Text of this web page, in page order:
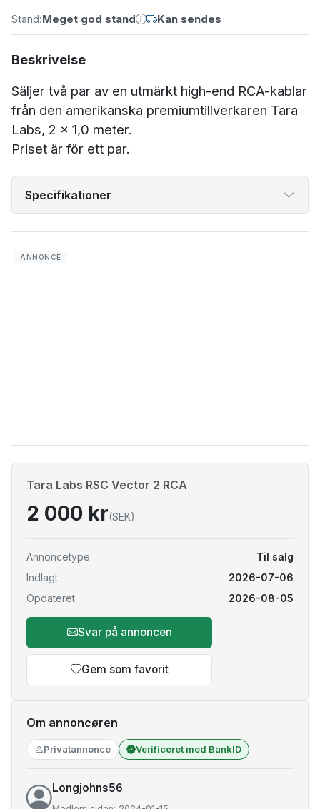
Stand:Meget god stand Kan sendes
Beskrivelse
Säljer två par av en utmärkt high-end RCA-kablar
från den amerikanska premiumtillverkaren Tara
Labs, 2 x 1,0 meter.
Priset är för ett par.
Specifikationer
Tara Labs RSC Vector 2 RCA
2 000 kr(SEK)
Annoncetype
Til salg
Indlagt
2026-07-06
Opdateret
2026-08-05
Svar på annoncen
Gem som favorit
Om annoncøren
Privatannonce Verificeret med BankID
Longjohns56